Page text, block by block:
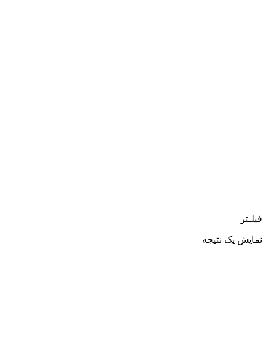
فیلـتر
نمایش یک نتیجه